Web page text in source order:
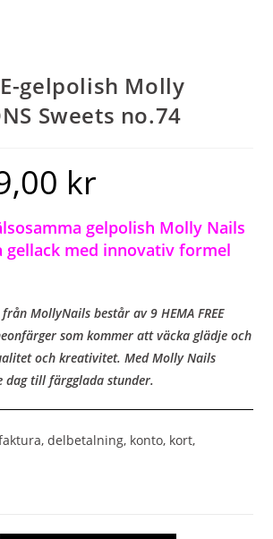
gelpolish Molly
Sweets no.74
kr
gelpolish Molly Nails
gellack med innovativ formel
MollyNails består av 9 HEMA FREE
som kommer att väcka glädje och
och kreativitet. Med Molly Nails
till färgglada stunder.
delbetalning, konto, kort,